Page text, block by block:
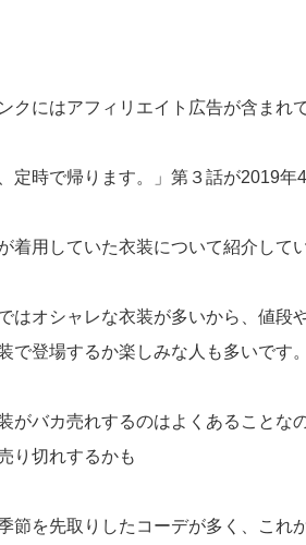
クにはアフィリエイト広告が含まれて
定時で帰ります。」第３話が2019年
着用していた衣装について紹介して
はオシャレな衣装が多いから、値段
で登場するか楽しみな人も多いです。
がバカ売れするのはよくあることな
り切れするかも
節を先取りしたコーデが多く、これ